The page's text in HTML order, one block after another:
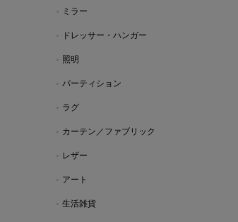
ミラー
ドレッサー・ハンガー
照明
パーティション
ラグ
カーテン／ファブリック
レザー
アート
生活雑貨